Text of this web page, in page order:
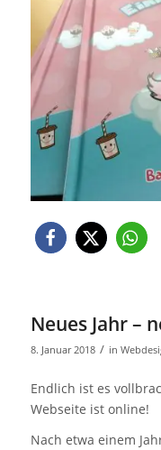
Neues Jahr –
8. Januar 2018 / in
Endlich ist es
Webseite ist online!
Nach etwa einem